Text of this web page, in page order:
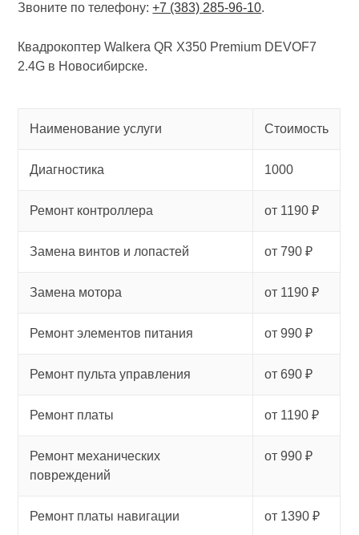
Звоните по телефону:+7 (383) 285-96-10.
Квадрокоптер Walkera QR X350 Premium DEVOF7
2.4G в Новосибирске.
Наименование услуги Стоимость
Диагностика 1000
Ремонт контроллера от 1190 ₽
Замена винтов и лопастей от 790 ₽
Замена мотора от 1190 ₽
Ремонт элементов питания от 990 ₽
Ремонт пульта управления от 690 ₽
Ремонт платы от 1190 ₽
Ремонт механических
повреждений
от 990 ₽
Ремонт платы навигации от 1390 ₽